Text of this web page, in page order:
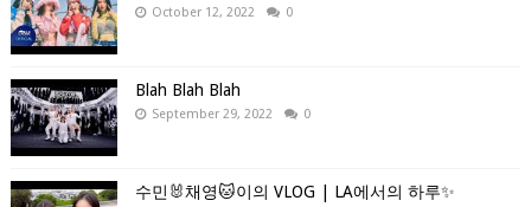
October 12, 2022 0
Blah Blah Blah
September 29, 2022 0
수민🐰채영🐱이의 VLOG | LA에서의 하루✨